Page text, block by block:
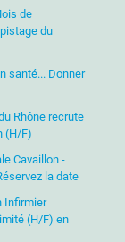
de
du
santé... Donner
Rhône recrute
(H/F)
Cavaillon -
la date
Infirmier
(H/F) en